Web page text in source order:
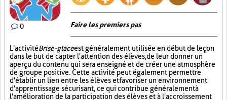
0 Faire les premiers pas
L'activitéBrise-glaceest généralement utilisée en début de leçon
dans le but de capter l'attention des élèves, de leur donner un
aperçu du contenu qui sera enseigné et de créer une atmosphère
de groupe positive. Cette activité peut également permettre
d'établir un lien entre les élèves et favoriser un environnement
d'apprentissage sécurisant, ce qui contribue généralement à
l'amélioration de la participation des élèves et à l'accroissement